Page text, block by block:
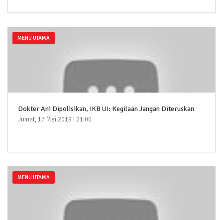
MENU UTAMA
Dokter Ani Dipolisikan, IKB UI: Kegilaan Jangan Diteruskan
Jumat, 17 Mei 2019 | 21:00
MENU UTAMA